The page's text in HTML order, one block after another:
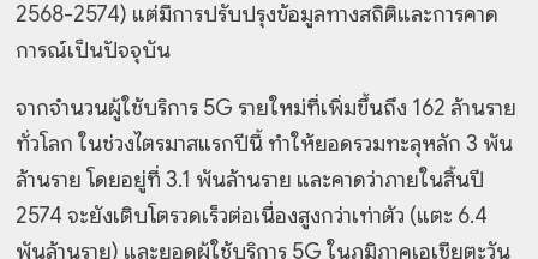
2568-2574) แต่มีการปรับปรุงข้อมูลทางสถิติและการคาด
การณ์เป็นปัจจุบัน
จากจำนวนผู้ใช้บริการ 5G รายใหม่ที่เพิ่มขึ้นถึง 162 ล้านราย
ทั่วโลก ในช่วงไตรมาสแรกปีนี้ ทำให้ยอดรวมทะลุหลัก 3 พัน
ล้านราย โดยอยู่ที่ 3.1 พันล้านราย และคาดว่าภายในสิ้นปี
2574 จะยังเติบโตรวดเร็วต่อเนื่องสูงกว่าเท่าตัว (แตะ 6.4
พันล้านราย) และยอดผู้ใช้บริการ 5G ในภูมิภาคเอเชียตะวัน